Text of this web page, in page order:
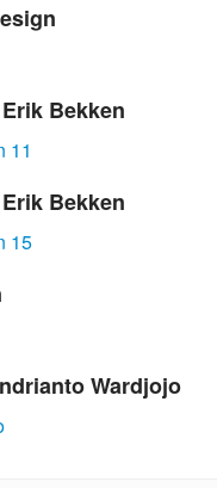
Bekken
Bekken
Wardjojo